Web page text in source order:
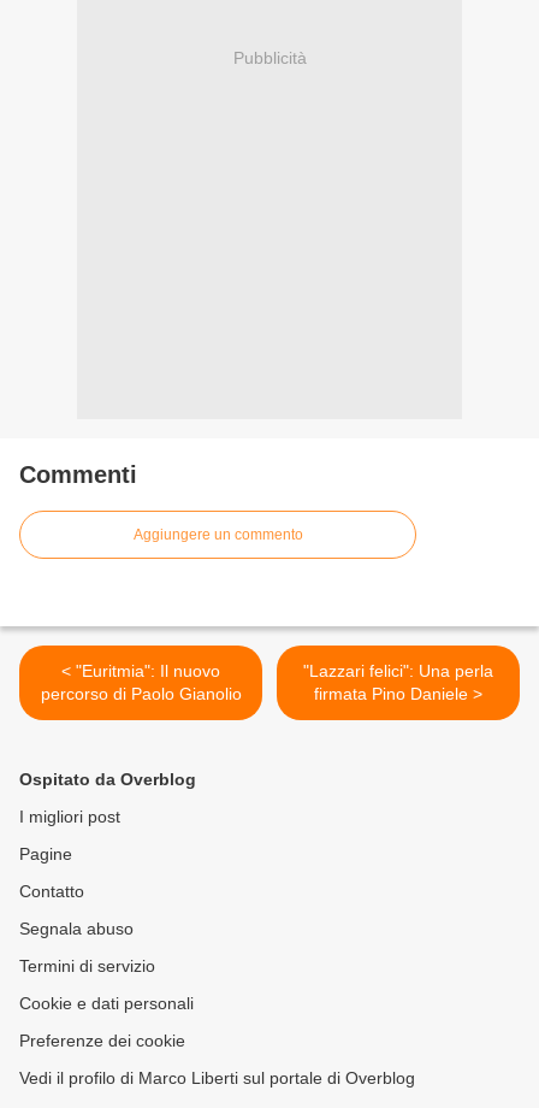
Pubblicità
Commenti
Aggiungere un commento
< "Euritmia": Il nuovo
percorso di Paolo Gianolio
"Lazzari felici": Una perla
firmata Pino Daniele >
Ospitato da Overblog
I migliori post
Pagine
Contatto
Segnala abuso
Termini di servizio
Cookie e dati personali
Preferenze dei cookie
Vedi il profilo di Marco Liberti sul portale di Overblog